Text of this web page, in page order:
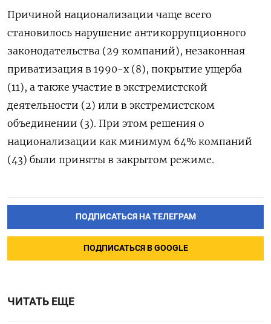
Причиной национализации чаще всего
становилось нарушение антикоррупционного
законодательства (29 компаний), незаконная
приватизация в 1990-х (8), покрытие ущерба
(11), а также участие в экстремистской
деятельности (2) или в экстремистском
объединении (3). При этом решения о
национализации как минимум 64% компаний
(43) были приняты в закрытом режиме.
ПОДПИСАТЬСЯ НА ТЕЛЕГРАМ
ПОДПИСАТЬСЯ В GOOGLE
ЧИТАТЬ ЕЩЕ